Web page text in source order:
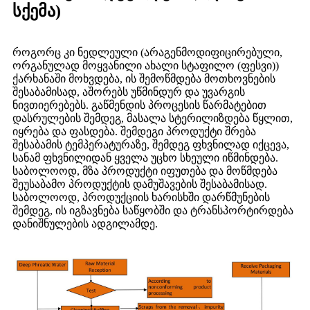
სქემა)
როგორც კი ნედლეული (არაგენმოდიფიცირებული,
ორგანულად მოყვანილი ახალი სტაფილო (ფესვი))
ქარხანაში მოხვდება, ის შემოწმდება მოთხოვნების
შესაბამისად, აშორებს უწმინდურ და უვარგის
ნივთიერებებს. გაწმენდის პროცესის წარმატებით
დასრულების შემდეგ, მასალა სტერილიზდება წყლით,
იყრება და ფასდება. შემდეგი პროდუქტი შრება
შესაბამის ტემპერატურაზე, შემდეგ ფხვნილად იქცევა,
სანამ ფხვნილიდან ყველა უცხო სხეული იწმინდება.
საბოლოოდ, მზა პროდუქტი იფუთება და მოწმდება
შეუსაბამო პროდუქტის დამუშავების შესაბამისად.
საბოლოოდ, პროდუქციის ხარისხში დარწმუნების
შემდეგ, ის იგზავნება საწყობში და ტრანსპორტირდება
დანიშნულების ადგილამდე.